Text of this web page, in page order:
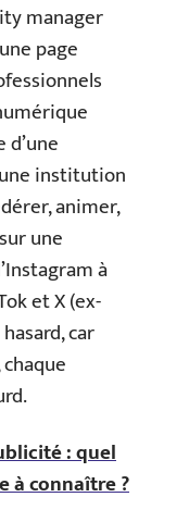
manager
page
d’une
institution
animer,
une
à
et X (ex-
car
: quel
à connaître ?